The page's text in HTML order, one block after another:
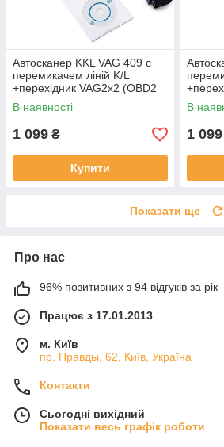
Автосканер KKL VAG 409 c
перемикачем ліній K/L
+перехідник VAG2x2 (OBD2
сканер Аudi Vw Seat Skoda
Posche)
В наявності
1 099 ₴
Купити
Lanos,
В
1 099
Показати ще
Про нас
96% позитивних з 94 відгуків за рік
Працює з 17.01.2013
м. Київ
пр. Правды, 62, Київ, Україна
Контакти
Сьогодні вихідний
Показати весь графік роботи